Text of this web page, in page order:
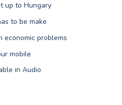
up to Hungary
to be make
economic problems
mobile
in Audio